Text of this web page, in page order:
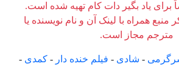
برای یاد بگیر دات کام تهیه شده است.
منبع همراه با لینک آن و نام نویسنده یا
مترجم مجاز است.
- شادی - فیلم خنده دار - کمدی -